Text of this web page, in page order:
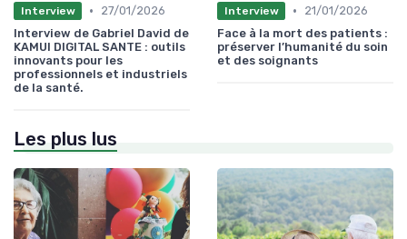
Interview •
27/01/2026
Interview de Gabriel David de
KAMUI DIGITAL SANTE : outils
innovants pour les
professionnels et industriels
de la santé.
Interview •
21/01/2026
Face à la mort des patients :
préserver l’humanité du soin
et des soignants
Les plus lus